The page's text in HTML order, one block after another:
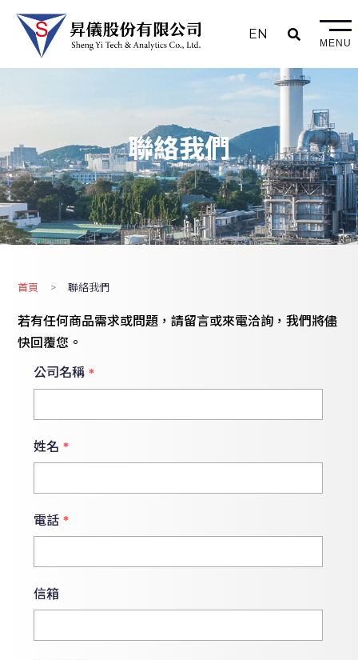
MENU
EN
聯絡我們
首頁 聯絡我們
若有任何商品需求或問題，請留言或來電洽詢，我們將儘
快回覆您。
公司名稱 *
姓名 *
電話 *
信箱